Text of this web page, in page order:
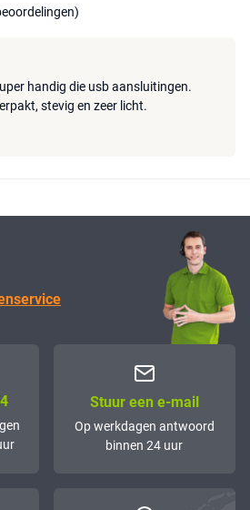
handig die usb aansluitingen.
stevig en zeer licht.
Stuur een e-mail
Op werkdagen antwoord
binnen 24 uur